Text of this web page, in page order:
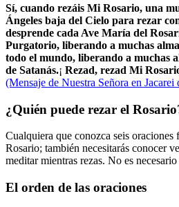
Sí, cuando rezáis Mi Rosario, una
Ángeles baja del Cielo para rezar
desprende cada Ave María del
Purgatorio, liberando a muchas
todo el mundo, liberando a muchas
de Satanás.¡ Rezad, rezad Mi
(Mensaje de Nuestra Señora en
¿Quién puede rezar el
Cualquiera que conozca seis oraciones
Rosario; también necesitarás conocer
meditar mientras rezas. No es
El orden de las oraciones